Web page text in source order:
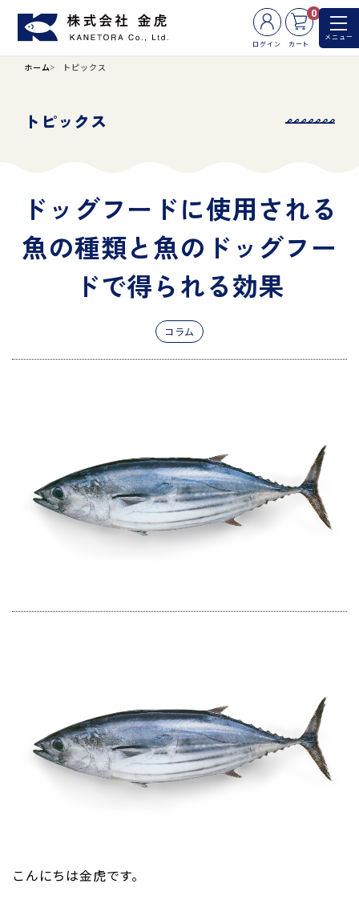
ログイン
0
カート
メニュー
ホーム トピックス
トピックス
ドッグフードに使用される
魚の種類と魚のドッグフー
ドで得られる効果
コラム
こんにちは金虎です。